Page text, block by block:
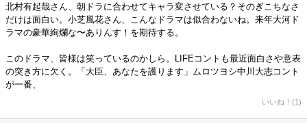
北村有起哉さん、朝ドラに合わせてキャラ変させている？そのぎこちなさ
だけは面白い。小芝風花さん、こんなドラマは似合わないね。来年大河ド
ラマの豪華絢爛な〜ありんす！を期待する。
このドラマ、皆様は笑っているのかしら。LIFEコントも最近面白さや意表
の突き方に欠く。「大臣、あなたを護ります」ムロツヨシ中川大志コント
が一番、
いいね！(1)